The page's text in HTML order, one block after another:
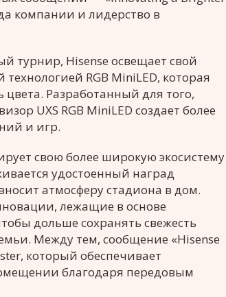
компании и лидерство в
турнир, Hisense освещает свой
RGB MiniLED, которая
цвета. Разработанный для того,
UXS RGB MiniLED создает более
и игр.
свою более широкую экосистему
удостоенный наград
атмосферу стадиона в дом.
лежащие в основе
дольше сохранять свежесть
Между тем, сообщение «Hisense
который обеспечивает
благодаря передовым